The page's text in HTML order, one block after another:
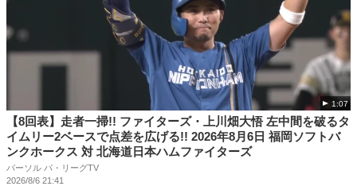
1:07
【8回表】走者一掃!! ファイターズ・上川畑大悟 左中間を破るタ
イムリー2ベースで点差を広げる!! 2026年8月6日 福岡ソフトバ
ンクホークス 対 北海道日本ハムファイターズ
パーソル パ・リーグTV
2026/8/6 21:41